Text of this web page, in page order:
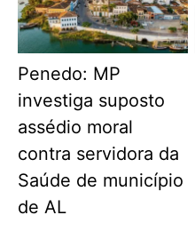
Penedo: MP
investiga suposto
assédio moral
contra servidora da
Saúde de município
de AL